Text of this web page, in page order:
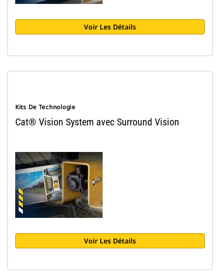
Voir Les Détails
Kits De Technologie
Cat® Vision System avec Surround Vision
Voir Les Détails